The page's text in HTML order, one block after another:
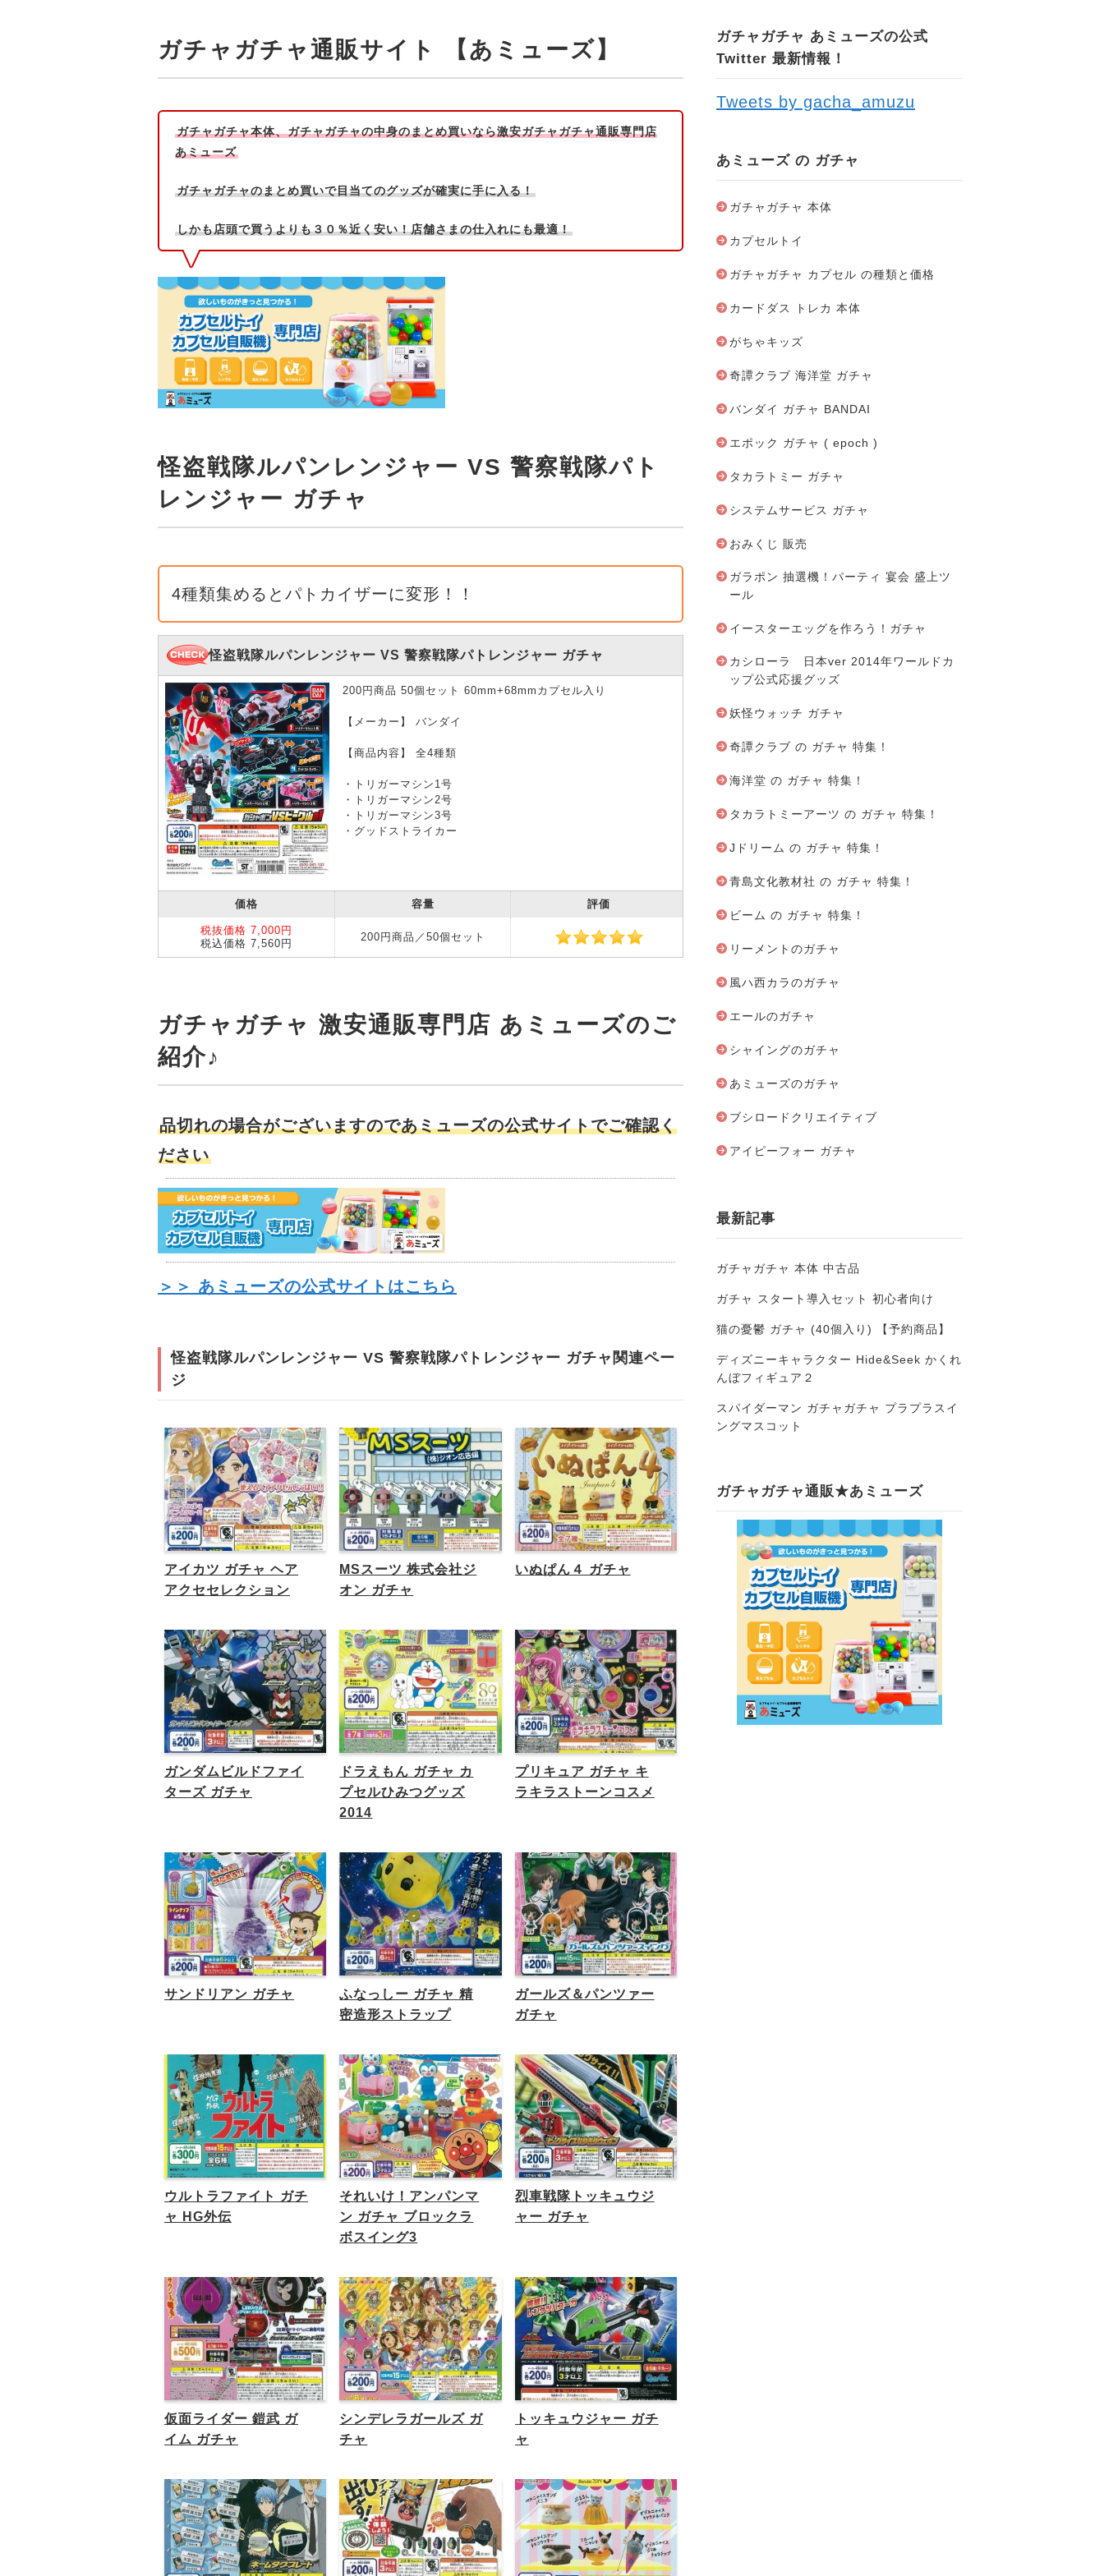
ガチャガチャ通販サイト 【あミューズ】
ガチャガチャ本体、ガチャガチャの中身のまとめ買いなら激安ガチャガチャ通販専門店
あミューズ
ガチャガチャのまとめ買いで目当てのグッズが確実に手に入る！
しかも店頭で買うよりも３０％近く安い！店舗さまの仕入れにも最適！
怪盗戦隊ルパンレンジャー VS 警察戦隊パト
レンジャー ガチャ
4種類集めるとパトカイザーに変形！！
怪盗戦隊ルパンレンジャー VS 警察戦隊パトレンジャー ガチャ
200円商品 50個セット 60mm+68mmカプセル入り
【メーカー】 バンダイ
【商品内容】 全4種類
・トリガーマシン1号
・トリガーマシン2号
・トリガーマシン3号
・グッドストライカー
価格 容量 評価
税抜価格 7,000円
税込価格 7,560円
200円商品／50個セット
ガチャガチャ 激安通販専門店 あミューズのご
紹介♪
品切れの場合がございますのであミューズの公式サイトでご確認く
ださい
＞＞ あミューズの公式サイトはこちら
怪盗戦隊ルパンレンジャー VS 警察戦隊パトレンジャー ガチャ関連ペー
ジ
アイカツ ガチャ ヘア
アクセセレクション
MSスーツ 株式会社ジ
オン ガチャ
いぬぱん４ ガチャ
ガンダムビルドファイ
ターズ ガチャ
ドラえもん ガチャ カ
プセルひみつグッズ
2014
プリキュア ガチャ キ
ラキラストーンコスメ
サンドリアン ガチャ
ふなっしー ガチャ 精
密造形ストラップ
ガールズ＆パンツァー
ガチャ
ウルトラファイト ガチ
ャ HG外伝
それいけ！アンパンマ
ン ガチャ ブロックラ
ボスイング3
烈車戦隊トッキュウジ
ャー ガチャ
仮面ライダー 鎧武 ガ
イム ガチャ
シンデレラガールズ ガ
チャ
トッキュウジャー ガチ
ャ
ガチャガチャ あミューズの公式
Twitter 最新情報！
Tweets by gacha_amuzu
あミューズ の ガチャ
ガチャガチャ 本体
カプセルトイ
ガチャガチャ カプセル の種類と価格
カードダス トレカ 本体
がちゃキッズ
奇譚クラブ 海洋堂 ガチャ
バンダイ ガチャ BANDAI
エポック ガチャ ( epoch )
タカラトミー ガチャ
システムサービス ガチャ
おみくじ 販売
ガラポン 抽選機！パーティ 宴会 盛上ツ
ール
イースターエッグを作ろう！ガチャ
カシローラ 日本ver 2014年ワールドカ
ップ公式応援グッズ
妖怪ウォッチ ガチャ
奇譚クラブ の ガチャ 特集！
海洋堂 の ガチャ 特集！
タカラトミーアーツ の ガチャ 特集！
Jドリーム の ガチャ 特集！
青島文化教材社 の ガチャ 特集！
ビーム の ガチャ 特集！
リーメントのガチャ
風ハ西カラのガチャ
エールのガチャ
シャイングのガチャ
あミューズのガチャ
ブシロードクリエイティブ
アイピーフォー ガチャ
最新記事
ガチャガチャ 本体 中古品
ガチャ スタート導入セット 初心者向け
猫の憂鬱 ガチャ (40個入り) 【予約商品】
ディズニーキャラクター Hide&Seek かくれ
んぼフィギュア２
スパイダーマン ガチャガチャ プラプラスイ
ングマスコット
ガチャガチャ通販★あミューズ